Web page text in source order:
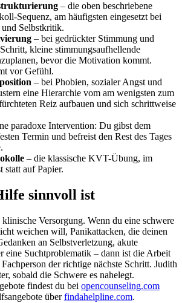
– die oben beschriebene
Sequenz, am häufigsten eingesetzt bei
Selbstkritik.
– bei gedrückter Stimmung und
kleine stimmungsaufhellende
bevor die Motivation kommt.
vor Gefühl.
– bei Phobien, sozialer Angst und
eine Hierarchie vom am wenigsten zum
Reiz aufbauen und sich schrittweise
paradoxe Intervention: Du gibst dem
Termin und befreist den Rest des Tages
– die klassische KVT-Übung, im
statt auf Papier.
sinnvoll ist
Versorgung. Wenn du eine schwere
weichen will, Panikattacken, die deinen
an Selbstverletzung, akute
eine Suchtproblematik – dann ist die Arbeit
der richtige nächste Schritt. Judith
sobald die Schwere es nahelegt.
findest du bei opencounseling.com
über findahelpline.com.